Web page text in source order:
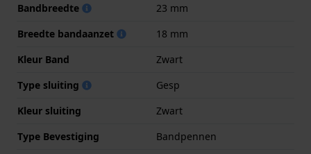
Bandbreedte
23 mm
Breedte bandaanzet
18 mm
Kleur Band
Zwart
Type sluiting
Gesp
Kleur sluiting
Zwart
Type Bevestiging
Bandpennen